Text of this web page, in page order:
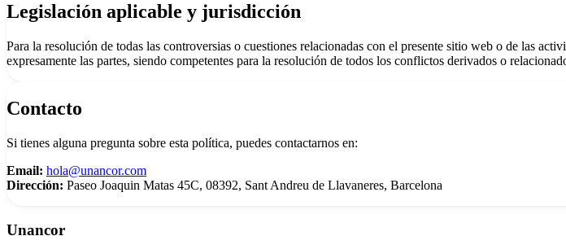
Legislación aplicable y jurisdicción
Para la resolución de todas las controversias o cuestiones relacionadas con el presente sitio web o de las
expresamente las partes, siendo competentes para la resolución de todos los conflictos derivados o
Contacto
Si tienes alguna pregunta sobre esta política, puedes contactarnos en:
Email: hola@unancor.com
Dirección: Paseo Joaquin Matas 45C, 08392, Sant Andreu de Llavaneres, Barcelona
Unancor